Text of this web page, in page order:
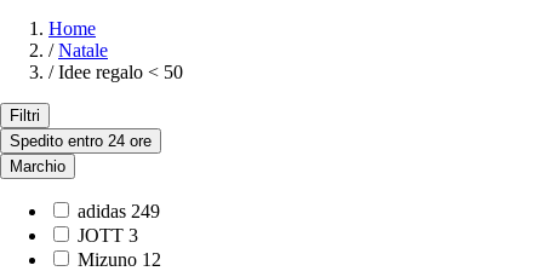
Home
/ Natale
/ Idee regalo < 50
Filtri
Spedito entro 24 ore
Marchio
adidas 249
JOTT 3
Mizuno 12